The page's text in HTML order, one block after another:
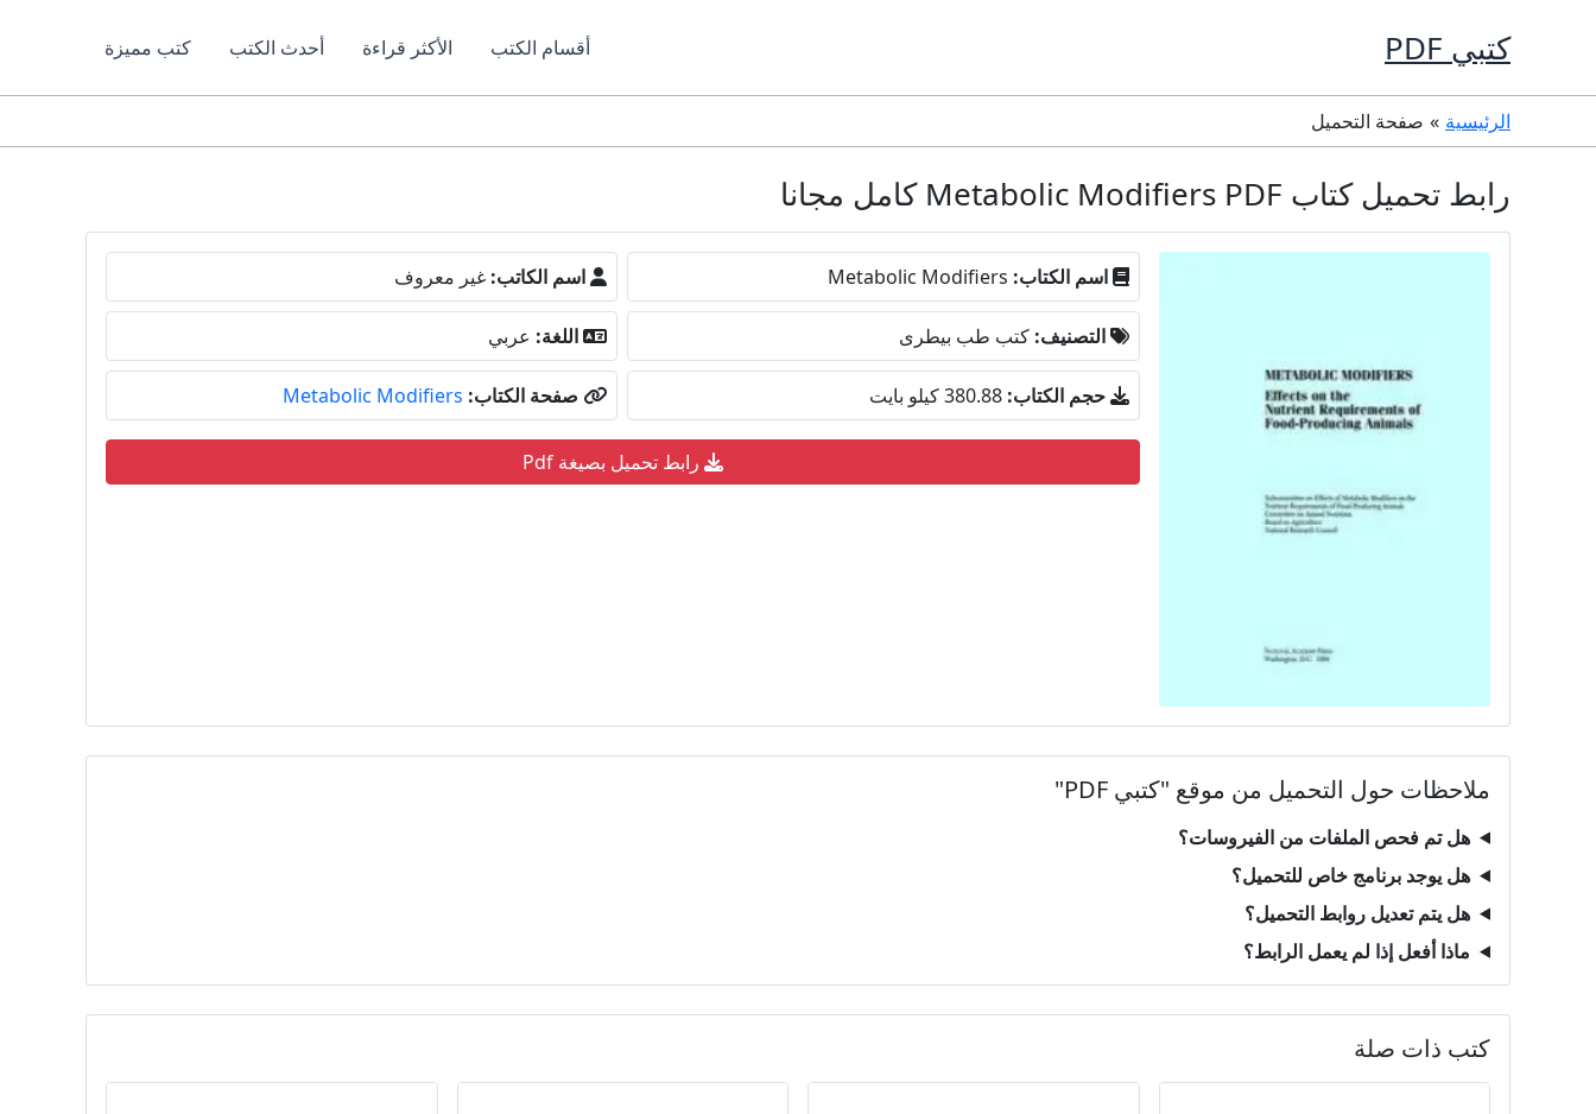
كتبي PDF أقسام الكتب الأكثر قراءة أحدث الكتب كتب مميزة
الرئيسية صفحة التحميل
رابط تحميل كتاب Metabolic Modifiers PDF كامل مجانا
اسم الكتاب: Metabolic Modifiers اسم الكاتب: غير معروف
التصنيف: كتب طب بيطرى اللغة: عربي
حجم الكتاب: 380.88 كيلو بايت صفحة الكتاب: Metabolic Modifiers
رابط تحميل بصيغة Pdf
ملاحظات حول التحميل من موقع "كتبي PDF"
هل تم فحص الملفات من الفيروسات؟
هل يوجد برنامج خاص للتحميل؟
هل يتم تعديل روابط التحميل؟
ماذا أفعل إذا لم يعمل الرابط؟
كتب ذات صلة